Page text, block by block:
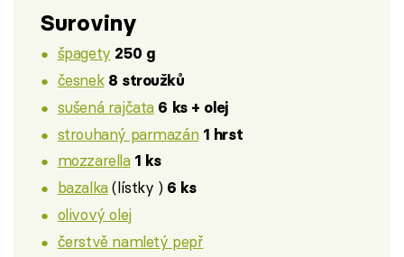
Suroviny
špagety 250 g
česnek 8 stroužků
sušená rajčata 6 ks + olej
strouhaný parmazán 1 hrst
mozzarella 1 ks
bazalka(lístky ) 6 ks
olivový olej
čerstvě namletý pepř